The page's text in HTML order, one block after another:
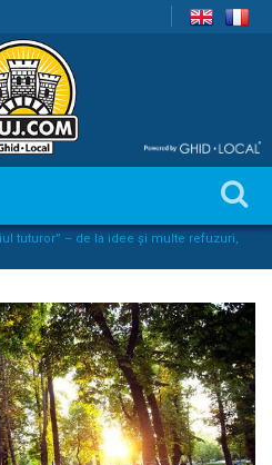
tuturor” – de la idee și multe refuzuri,